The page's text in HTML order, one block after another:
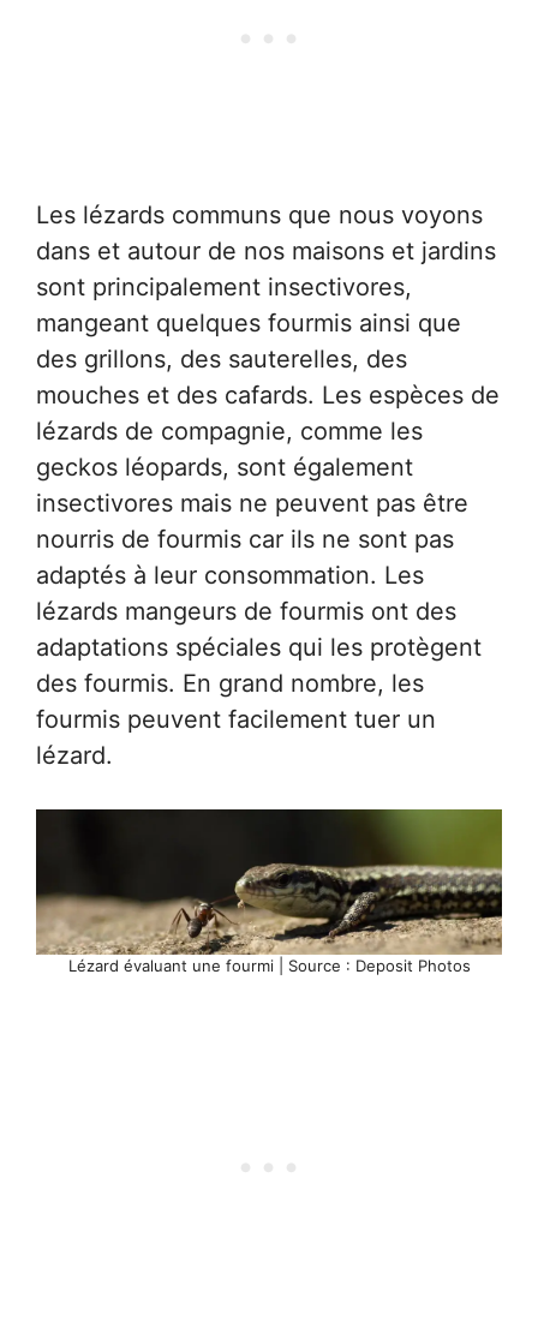
Les lézards communs que nous voyons
dans et autour de nos maisons et jardins
sont principalement insectivores,
mangeant quelques fourmis ainsi que
des grillons, des sauterelles, des
mouches et des cafards. Les espèces de
lézards de compagnie, comme les
geckos léopards, sont également
insectivores mais ne peuvent pas être
nourris de fourmis car ils ne sont pas
adaptés à leur consommation. Les
lézards mangeurs de fourmis ont des
adaptations spéciales qui les protègent
des fourmis. En grand nombre, les
fourmis peuvent facilement tuer un
lézard.
Lézard évaluant une fourmi | Source : Deposit Photos